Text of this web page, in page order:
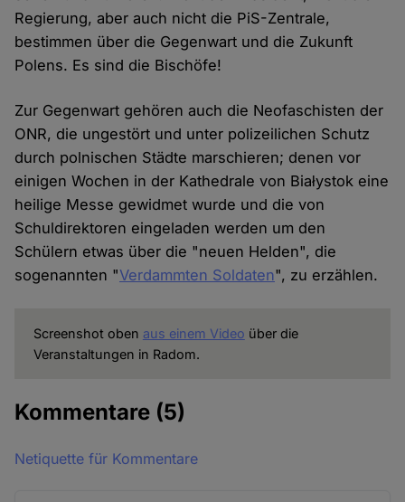
Regierung, aber auch nicht die PiS-Zentrale,
bestimmen über die Gegenwart und die Zukunft
Polens. Es sind die Bischöfe!
Zur Gegenwart gehören auch die Neofaschisten der
ONR, die ungestört und unter polizeilichen Schutz
durch polnischen Städte marschieren; denen vor
einigen Wochen in der Kathedrale von Białystok eine
heilige Messe gewidmet wurde und die von
Schuldirektoren eingeladen werden um den
Schülern etwas über die "neuen Helden", die
sogenannten "Verdammten Soldaten", zu erzählen.
Screenshot oben aus einem Video über die
Veranstaltungen in Radom.
Kommentare (5)
Netiquette für Kommentare